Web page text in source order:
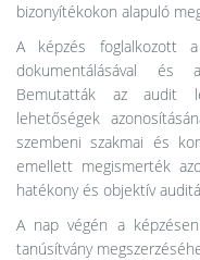
bizonyítékokon alapuló
A képzés foglalkozott a
dokumentálásával és
Bemutatták az audit
lehetőségek
szembeni szakmai és
emellett megismerték
hatékony és objektív
A nap végén a
tanúsítvány